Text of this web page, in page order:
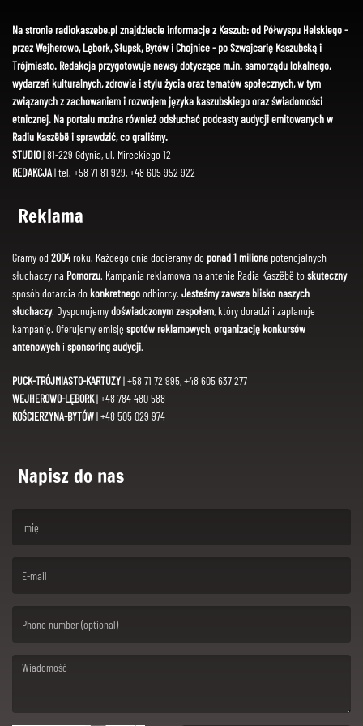
Na stronie radiokaszebe.pl znajdziecie informacje z Kaszub: od Półwyspu Helskiego -
przez Wejherowo, Lębork, Słupsk, Bytów i Chojnice - po Szwajcarię Kaszubską i
Trójmiasto. Redakcja przygotowuje newsy dotyczące m.in. samorządu lokalnego,
wydarzeń kulturalnych, zdrowia i stylu życia oraz tematów społecznych, w tym
związanych z zachowaniem i rozwojem języka kaszubskiego oraz świadomości
etnicznej. Na portalu można również odsłuchać podcasty audycji emitowanych w
Radiu Kaszëbë i sprawdzić, co graliśmy.
STUDIO| 81-229 Gdynia, ul. Mireckiego 12
REDAKCJA| tel. +58 71 81 929, +48 605 952 922
Reklama
Gramy od 2004roku. Każdego dnia docieramy do ponad 1 miliona potencjalnych
słuchaczy na Pomorzu. Kampania reklamowa na antenie Radia Kaszëbë toskuteczny
sposób dotarcia dokonkretnegoodbiorcy. Jesteśmy zawsze blisko naszych
słuchaczy. Dysponujemydoświadczonym zespołem, który doradzi i zaplanuje
kampanię. Oferujemy emisję spotów reklamowych,organizację konkursów
antenowychi sponsoring audycji.
PUCK-TRÓJMIASTO-KARTUZY| +58 71 72 995, +48 605 637 277
WEJHEROWO-LĘBORK| +48 784 480 588
KOŚCIERZYNA-BYTÓW| +48 505 029 974
Napisz do nas